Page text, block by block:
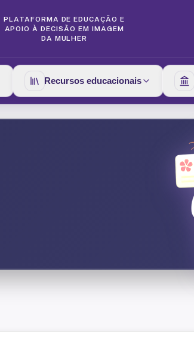
PLATAFORMA DE EDUCAÇÃO E
APOIO À DECISÃO EM IMAGEM
DA MULHER
Recursos educacionais